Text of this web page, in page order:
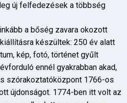
új felfedezések a többség
a bőség zavara okozott
készültek: 250 év alatt
kép, fotó, történet gyűlt
ennél gyakrabban akad,
szórakoztatóközpont 1766-os
újdonságot. 1774-ben itt volt az